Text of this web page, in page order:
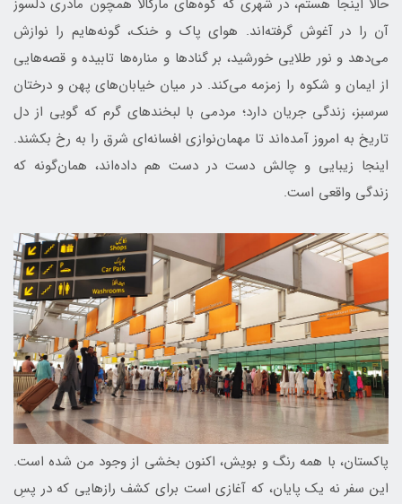
حالا اینجا هستم، در شهری که کوه‌های مارگالا همچون مادری دلسوز
آن را در آغوش گرفته‌اند. هوای پاک و خنک، گونه‌هایم را نوازش
می‌دهد و نور طلایی خورشید، بر گنادها و مناره‌ها تابیده و قصه‌هایی
از ایمان و شکوه را زمزمه می‌کند. در میان خیابان‌های پهن و درختان
سرسبز، زندگی جریان دارد؛ مردمی با لبخندهای گرم که گویی از دل
تاریخ به امروز آمده‌اند تا مهمان‌نوازی افسانه‌ای شرق را به رخ بکشند.
اینجا زیبایی و چالش دست در دست هم داده‌اند، همان‌گونه که
زندگی واقعی است.
پاکستان، با همه رنگ و بویش، اکنون بخشی از وجود من شده است.
این سفر نه یک پایان، که آغازی است برای کشف رازهایی که در پسِ